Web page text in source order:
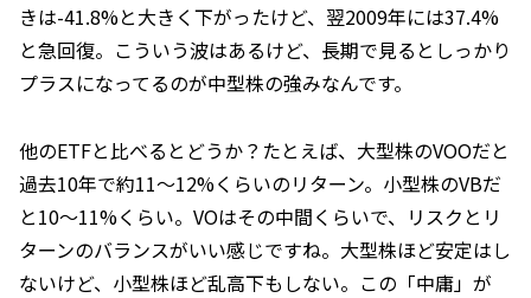
きは-41.8%と大きく下がったけど、翌2009年には37.4%
と急回復。こういう波はあるけど、長期で見るとしっかり
プラスになってるのが中型株の強みなんです。
他のETFと比べるとどうか？たとえば、大型株のVOOだと
過去10年で約11～12%くらいのリターン。小型株のVBだ
と10～11%くらい。VOはその中間くらいで、リスクとリ
ターンのバランスがいい感じですね。大型株ほど安定はし
ないけど、小型株ほど乱高下もしない。この「中庸」が